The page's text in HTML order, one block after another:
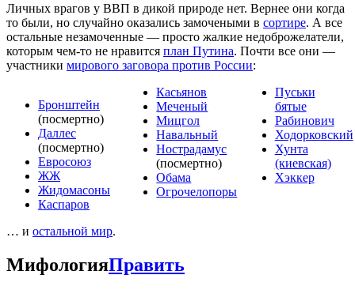
Личных врагов у ВВП в дикой природе нет. Вернее они когда
то были, но случайно оказались замочеными в сортире. А все
остальные незамоченные — просто жалкие недоброжелатели,
которым чем-то не нравится план Путина. Почти все они —
участники мирового заговора против России:
Бронштейн
(посмертно)
Даллес
(посмертно)
Евросоюз
ЖЖ
Жидомасоны
Каспаров
Касьянов
Меченый
Мицгол
Навальный
Нострадамус
(посмертно)
Обама
Огрочелопоры
Пуськи
бятые
Рабинович
Ходорковский
Хунта
(киевская)
Хэккер
… и остальной мир.
МифологияПравить